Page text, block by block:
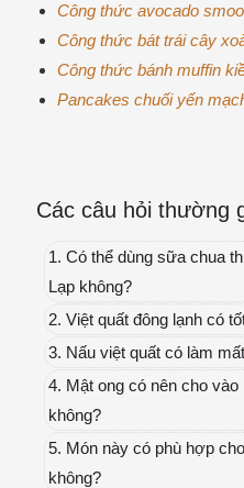
Công thức avocado
Công thức bát trái cây
Công thức bánh muffin
Pancakes chuối yến
Các câu hỏi thường
1. Có thể dùng sữa chua
Lạp không?
2. Việt quất đông lạnh có
3. Nấu việt quất có làm
4. Mật ong có nên cho
không?
5. Món này có phù hợp
không?